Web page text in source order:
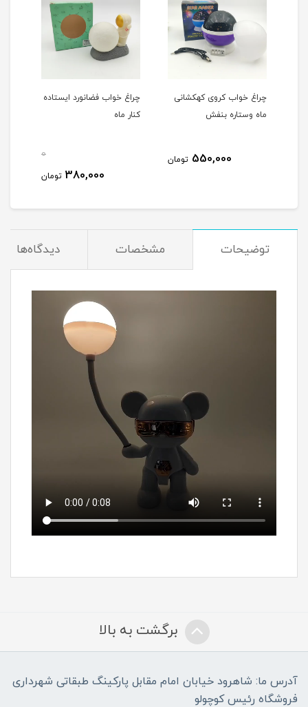
چراغ خواب کروی کهکشانی
ماه وستاره بنفش
550,000 تومان
چراغ خواب فضانورد ایستاده
کنار ماه
0
380,000 تومان
توضیحات مشخصات دیدگاه‌ها
برگشت به بالا
آدرس ما: شاهرود خیابان امام مقابل پارکینگ طبقاتی شهرداری
فروشگاه رئیس کوچولو